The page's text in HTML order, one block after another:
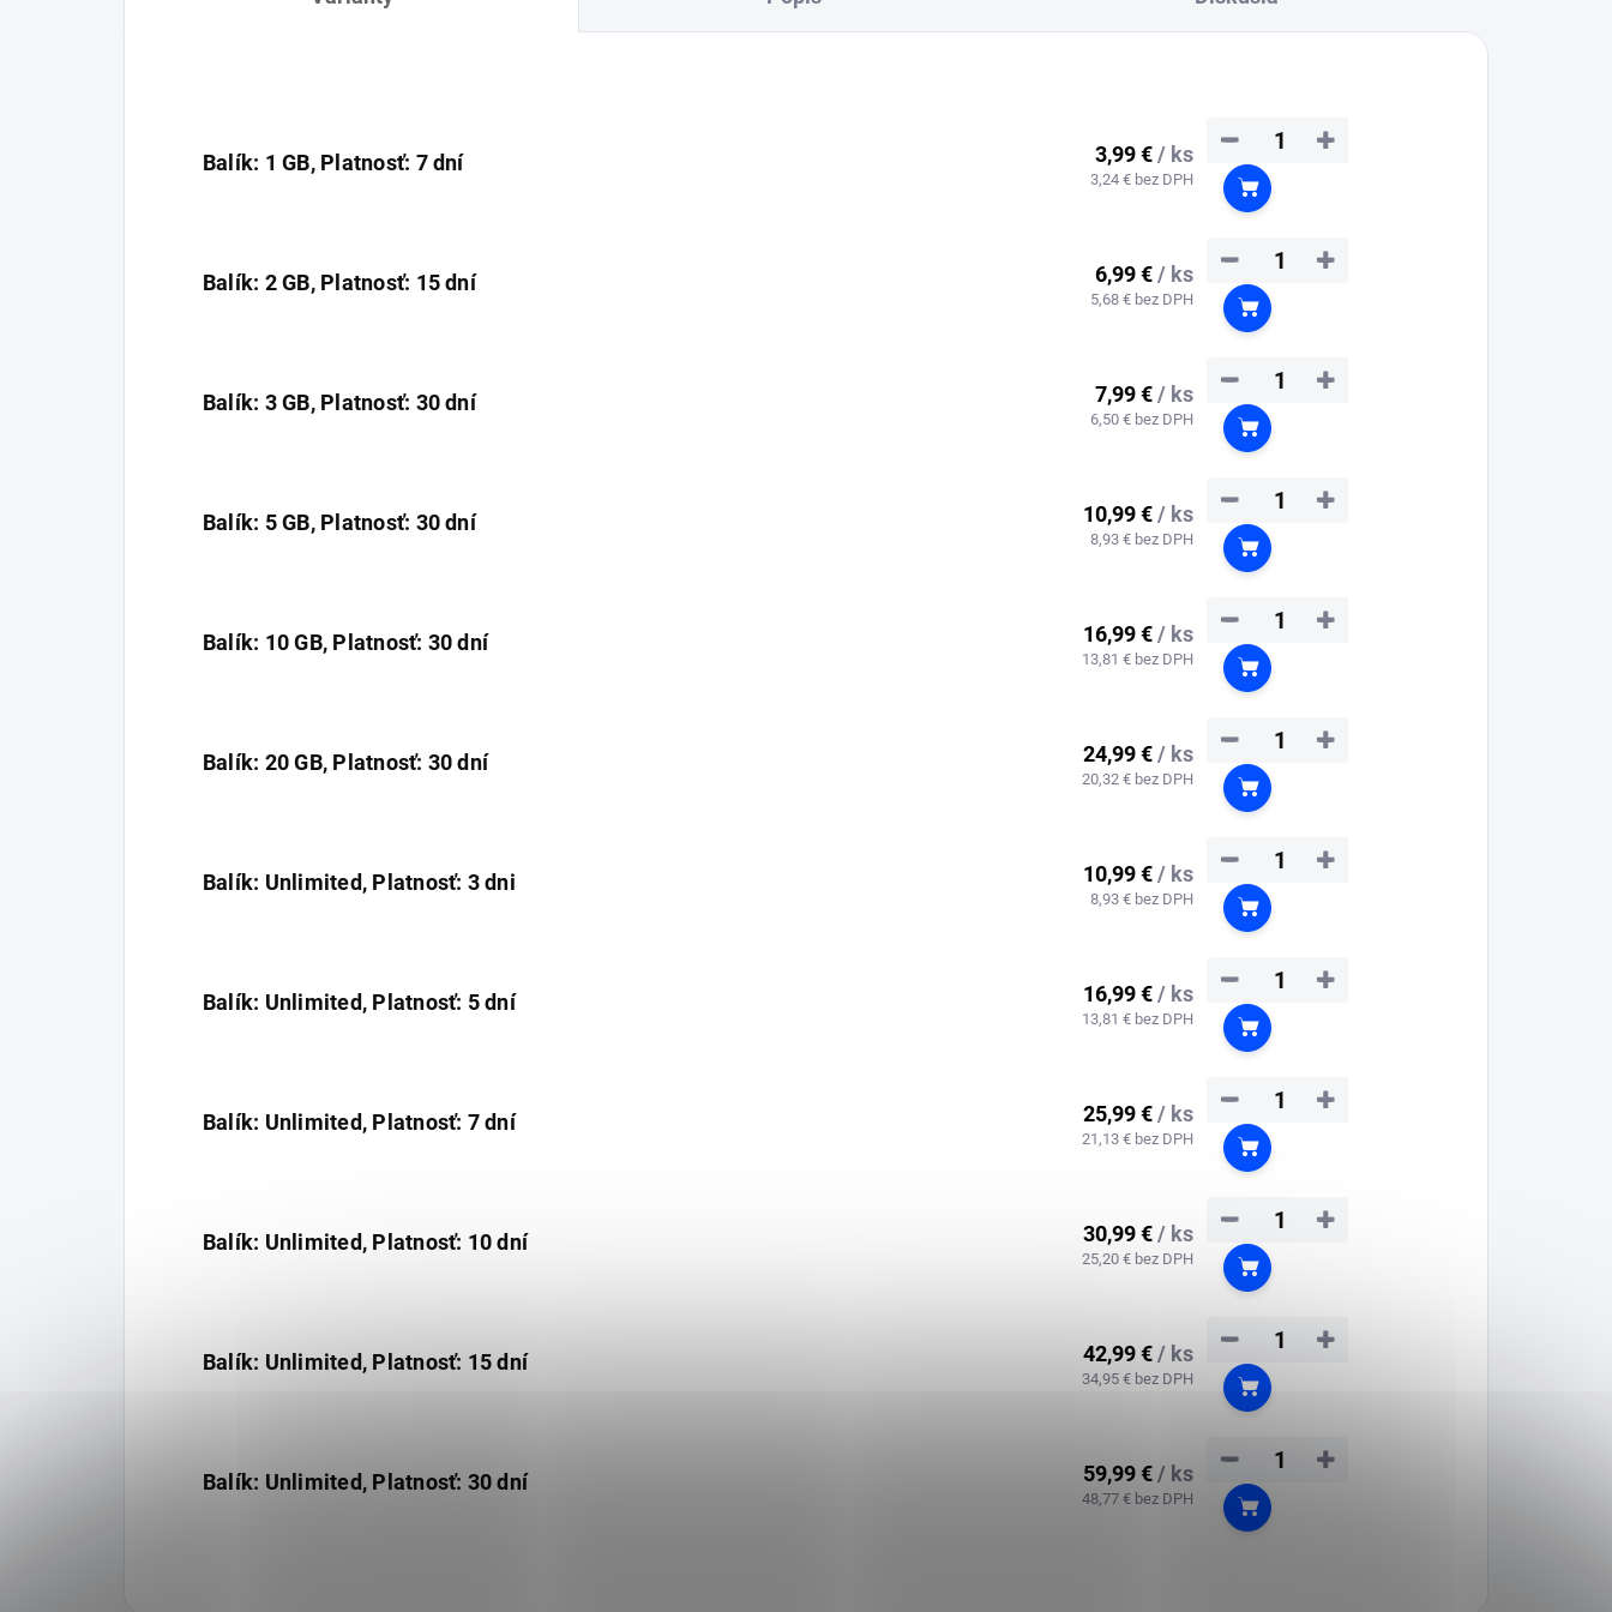
Balík: 1 GB, Platnosť: 7 dní 3,99 €/ ks
3,24 € bez DPH
+
−
Do košíka
Balík: 2 GB, Platnosť: 15 dní 6,99 €/ ks
5,68 € bez DPH
+
−
Do košíka
Balík: 3 GB, Platnosť: 30 dní 7,99 €/ ks
6,50 € bez DPH
+
−
Do košíka
Balík: 5 GB, Platnosť: 30 dní 10,99 €/ ks
8,93 € bez DPH
+
−
Do košíka
Balík: 10 GB, Platnosť: 30 dní 16,99 €/ ks
13,81 € bez DPH
+
−
Do košíka
Balík: 20 GB, Platnosť: 30 dní 24,99 €/ ks
20,32 € bez DPH
+
−
Do košíka
Balík: Unlimited, Platnosť: 3 dni 10,99 €/ ks
8,93 € bez DPH
+
−
Do košíka
Balík: Unlimited, Platnosť: 5 dní 16,99 €/ ks
13,81 € bez DPH
+
−
Do košíka
Balík: Unlimited, Platnosť: 7 dní 25,99 €/ ks
21,13 € bez DPH
+
−
Do košíka
Balík: Unlimited, Platnosť: 10 dní 30,99 €/ ks
25,20 € bez DPH
+
−
Do košíka
Balík: Unlimited, Platnosť: 15 dní 42,99 €/ ks
34,95 € bez DPH
+
−
Do košíka
Balík: Unlimited, Platnosť: 30 dní 59,99 €/ ks
48,77 € bez DPH
+
−
Do košíka